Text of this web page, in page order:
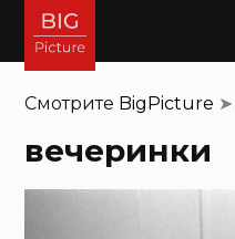
Смотрите BigPicture ➤
вечеринки